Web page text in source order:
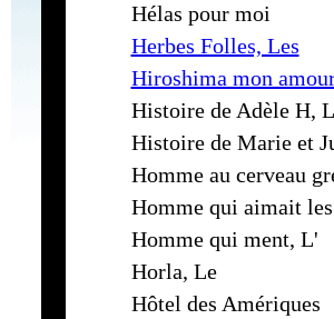
Hélas pour moi
Herbes Folles, Les
Hiroshima mon
Histoire de Adèle H,
Histoire de Marie et
Homme au cerveau
Homme qui aimait
Homme qui ment, L'
Horla, Le
Hôtel des Amériques